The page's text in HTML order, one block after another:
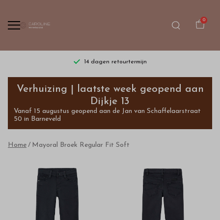
0
14 dagen retourtermijn
Mayoral
Broek
Regular
Fit
Soft
Bestel
Verhuizing | laatste week geopend aan
Dijkje 13
Vanaf 15 augustus geopend aan de Jan van Schaffelaarstraat
50 in Barneveld
Home Mayoral Broek Regular Fit Soft